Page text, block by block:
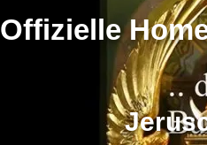
Offizielle